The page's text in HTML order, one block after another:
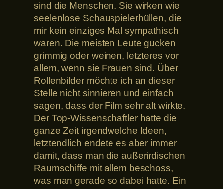
sind die Menschen. Sie wirken wie
seelenlose Schauspielerhüllen, die
mir kein einziges Mal sympathisch
waren. Die meisten Leute gucken
grimmig oder weinen, letzteres vor
allem, wenn sie Frauen sind. Über
Rollenbilder möchte ich an dieser
Stelle nicht sinnieren und einfach
sagen, dass der Film sehr alt wirkte.
Der Top-Wissenschaftler hatte die
ganze Zeit irgendwelche Ideen,
letztendlich endete es aber immer
damit, dass man die außerirdischen
Raumschiffe mit allem beschoss,
was man gerade so dabei hatte. Ein